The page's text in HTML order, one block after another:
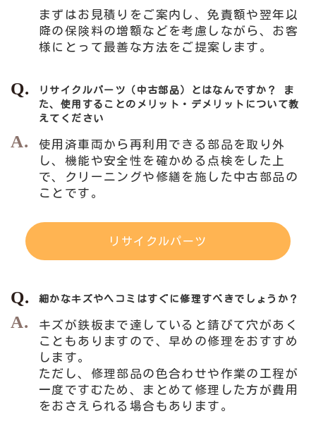
まずはお見積りをご案内し、免責額や翌年以
降の保険料の増額などを考慮しながら、お客
様にとって最善な方法をご提案します。
リサイクルパーツ（中古部品）とはなんですか？ ま
た、使用することのメリット・デメリットについて教
えてください
使用済車両から再利用できる部品を取り外
し、機能や安全性を確かめる点検をした上
で、クリーニングや修繕を施した中古部品の
ことです。
リサイクルパーツ
細かなキズやヘコミはすぐに修理すべきでしょうか？
キズが鉄板まで達していると錆びて穴があく
こともありますので、早めの修理をおすすめ
します。
ただし、修理部品の色合わせや作業の工程が
一度ですむため、まとめて修理した方が費用
をおさえられる場合もあります。